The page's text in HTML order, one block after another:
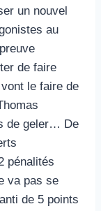
un nouvel
au
de faire
le faire de
de geler… De
pénalités
va pas se
de 5 points